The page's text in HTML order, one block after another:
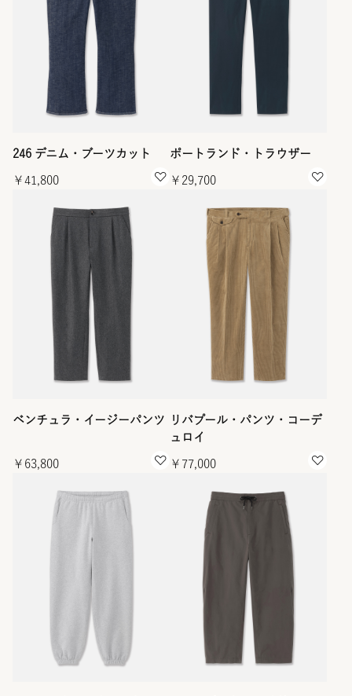
246 デニム・ブーツカット
￥41,800
ポートランド・トラウザー
￥29,700
ベンチュラ・イージーパンツ
￥63,800
リバプール・パンツ・コーデ
ュロイ
￥77,000